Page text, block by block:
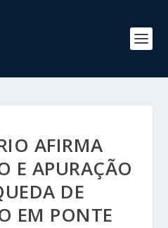
AFIRMA
E APURAÇÃO
DE
EM PONTE